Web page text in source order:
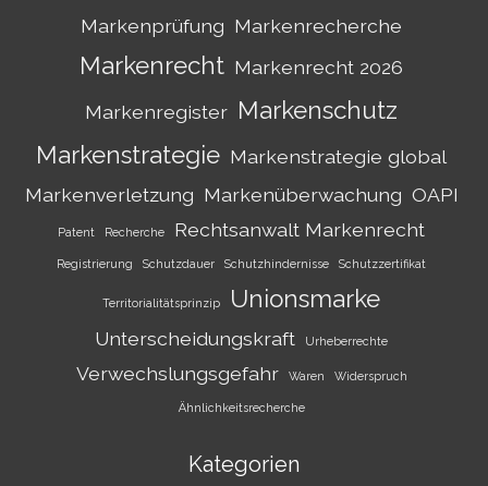
Markenprüfung Markenrecherche
Markenrecht Markenrecht 2026
Markenregister Markenschutz
Markenstrategie Markenstrategie global
Markenverletzung Markenüberwachung OAPI
Patent Recherche Rechtsanwalt Markenrecht
Registrierung Schutzdauer Schutzhindernisse Schutzzertifikat
Territorialitätsprinzip Unionsmarke
Unterscheidungskraft Urheberrechte
Verwechslungsgefahr Waren Widerspruch
Ähnlichkeitsrecherche
Kategorien